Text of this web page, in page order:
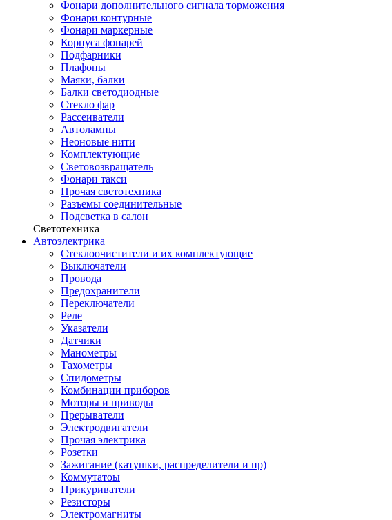
Фонари дополнительного сигнала торможения
Фонари контурные
Фонари маркерные
Корпуса фонарей
Подфарники
Плафоны
Маяки, балки
Балки светодиодные
Стекло фар
Рассеиватели
Автолампы
Неоновые нити
Комплектующие
Световозвращатель
Фонари такси
Прочая светотехника
Разъемы соединительные
Подсветка в салон
Светотехника
Автоэлектрика
Стеклоочистители и их комплектующие
Выключатели
Провода
Предохранители
Переключатели
Реле
Указатели
Датчики
Манометры
Тахометры
Спидометры
Комбинации приборов
Моторы и приводы
Прерыватели
Электродвигатели
Прочая электрика
Розетки
Зажигание (катушки, распределители и пр)
Коммутатоы
Прикуриватели
Резисторы
Электромагниты